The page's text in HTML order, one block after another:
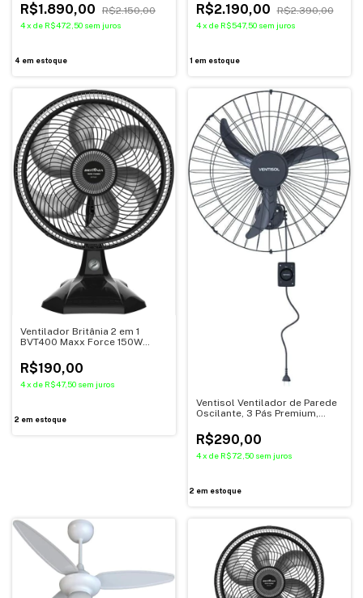
R$1.890,00 R$2.150,00
4x de R$472,50 sem juros
4 em estoque
R$2.190,00 R$2.390,00
4 x de R$547,50 sem juros
1 em estoque
Ventilador Britânia 2 em 1
BVT400 Maxx Force 150W
R$190,00
4x de R$47,50 sem juros
2 em estoque
Ventisol Ventilador de Parede
Oscilante, 3 Pás Premium,
R$290,00
4 x de R$72,50 sem juros
2 em estoque